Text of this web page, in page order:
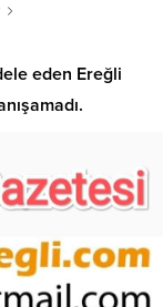
eden Ereğli